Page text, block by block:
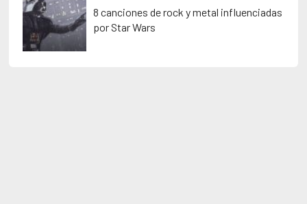
8 canciones de rock y metal influenciadas
por Star Wars